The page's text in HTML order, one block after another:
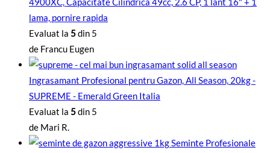
lama, pornire rapida
Evaluat la 5din 5
de Francu Eugen
Ingrasamant Profesional pentru Gazon, All Season, 20kg -
SUPREME - Emerald Green Italia
Evaluat la 5din 5
de Mari R.
Seminte Profesionale